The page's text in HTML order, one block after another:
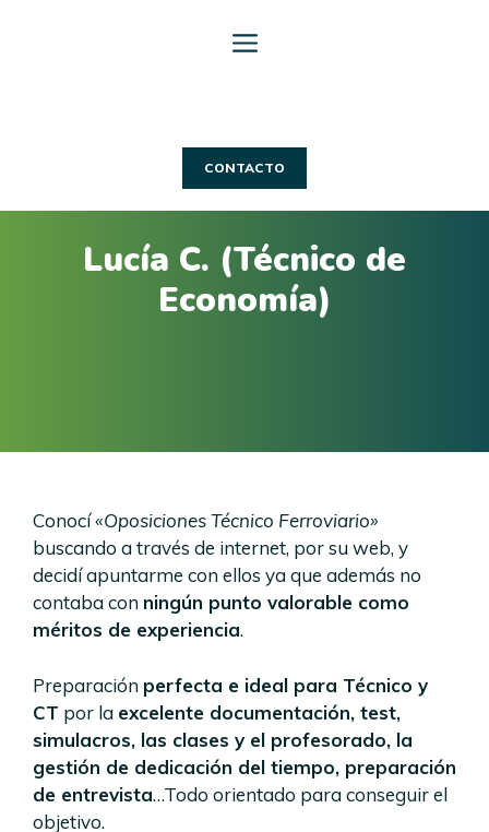
CONTACTO
Lucía C. (Técnico de
Economía)
Conocí«Oposiciones Técnico Ferroviario»
buscando a través de internet, por su web, y
decidí apuntarme con ellos ya que además no
contaba con ningún punto valorable como
méritos de experiencia.
Preparación perfecta e ideal para Técnico y
CT por la excelente documentación, test,
simulacros, las clases y el profesorado, la
gestión de dedicación del tiempo, preparación
de entrevista…Todo orientado para conseguir el
objetivo.